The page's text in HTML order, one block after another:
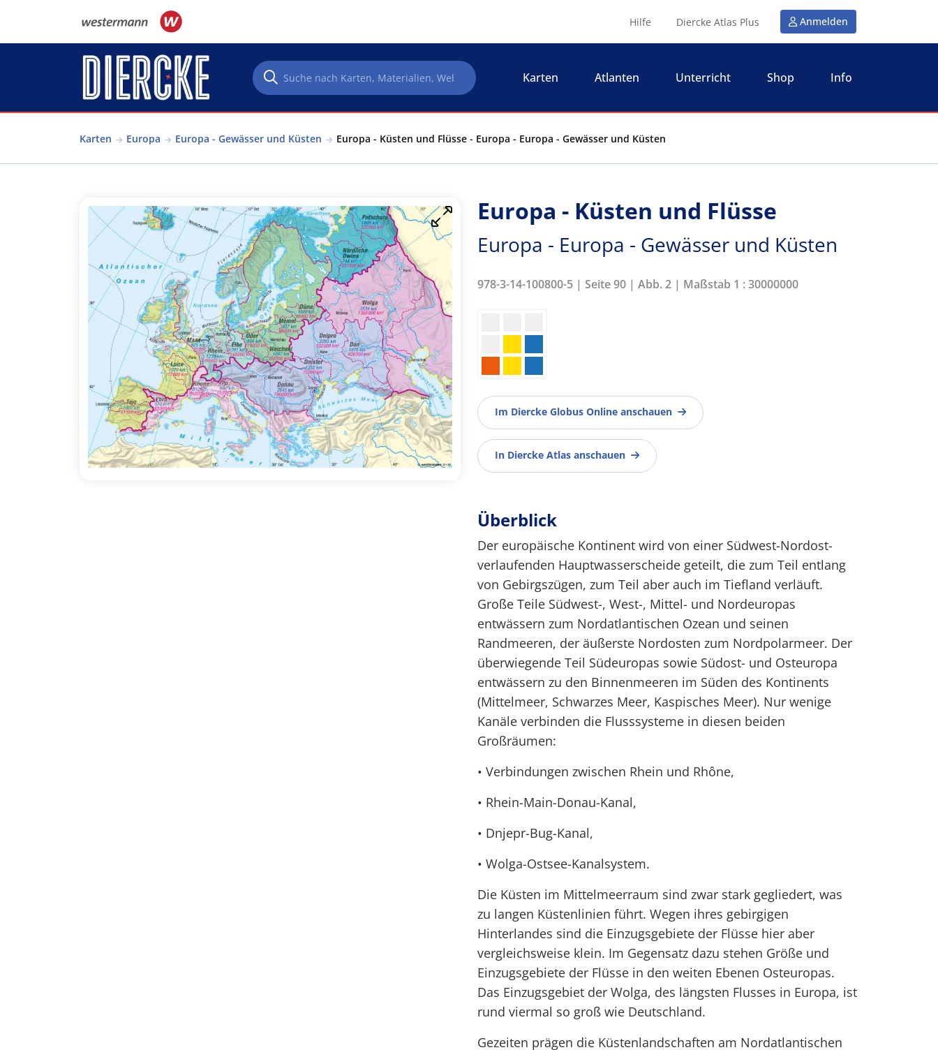
Hilfe Diercke Atlas Plus Anmelden
Karten Atlanten Unterricht Shop Info
Karten Europa Europa - Gewässer und Küsten Europa - Küsten und Flüsse - Europa - Europa - Gewässer und Küsten
Europa - Küsten und Flüsse
Europa - Europa - Gewässer und Küsten
978-3-14-100800-5 | Seite 90 | Abb. 2 | Maßstab 1 : 30000000
Im Diercke Globus Online anschauen
In Diercke Atlas anschauen
Überblick
Der europäische Kontinent wird von einer Südwest-Nordost-
verlaufenden Hauptwasserscheide geteilt, die zum Teil entlang
von Gebirgszügen, zum Teil aber auch im Tiefland verläuft.
Große Teile Südwest-, West-, Mittel- und Nordeuropas
entwässern zum Nordatlantischen Ozean und seinen
Randmeeren, der äußerste Nordosten zum Nordpolarmeer. Der
überwiegende Teil Südeuropas sowie Südost- und Osteuropa
entwässern zu den Binnenmeeren im Süden des Kontinents
(Mittelmeer, Schwarzes Meer, Kaspisches Meer). Nur wenige
Kanäle verbinden die Flusssysteme in diesen beiden
Großräumen:
• Verbindungen zwischen Rhein und Rhône,
• Rhein-Main-Donau-Kanal,
• Dnjepr-Bug-Kanal,
• Wolga-Ostsee-Kanalsystem.
Die Küsten im Mittelmeerraum sind zwar stark gegliedert, was
zu langen Küstenlinien führt. Wegen ihres gebirgigen
Hinterlandes sind die Einzugsgebiete der Flüsse hier aber
vergleichsweise klein. Im Gegensatz dazu stehen Größe und
Einzugsgebiete der Flüsse in den weiten Ebenen Osteuropas.
Das Einzugsgebiet der Wolga, des längsten Flusses in Europa, ist
rund viermal so groß wie Deutschland.
Gezeiten prägen die Küstenlandschaften am Nordatlantischen